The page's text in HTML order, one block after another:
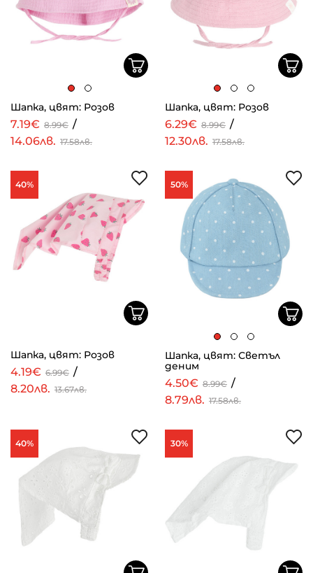
Шапка, цвят: Розов
7.19€ 8.99€ /
14.06лв. 17.58лв.
Шапка, цвят: Розов
6.29€ 8.99€ /
12.30лв. 17.58лв.
40%
Шапка, цвят: Розов
4.19€ 6.99€ /
8.20лв. 13.67лв.
50%
Шапка, цвят: Светъл
деним
4.50€ 8.99€ /
8.79лв. 17.58лв.
40% 30%